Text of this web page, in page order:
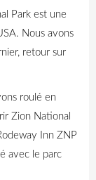
Park est une
Nous avons
retour sur
roulé en
Zion National
Inn ZNP
avec le parc